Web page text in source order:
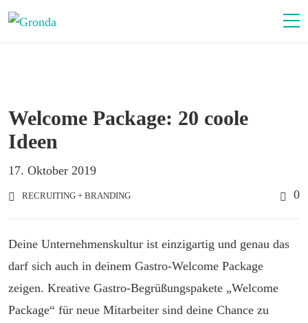
Welcome Package: 20 coole
Ideen
17. Oktober 2019
RECRUITING + BRANDING 0
Deine Unternehmenskultur ist einzigartig und genau das
darf sich auch in deinem Gastro-Welcome Package
zeigen. Kreative Gastro-Begrüßungspakete „Welcome
Package“ für neue Mitarbeiter sind deine Chance zu